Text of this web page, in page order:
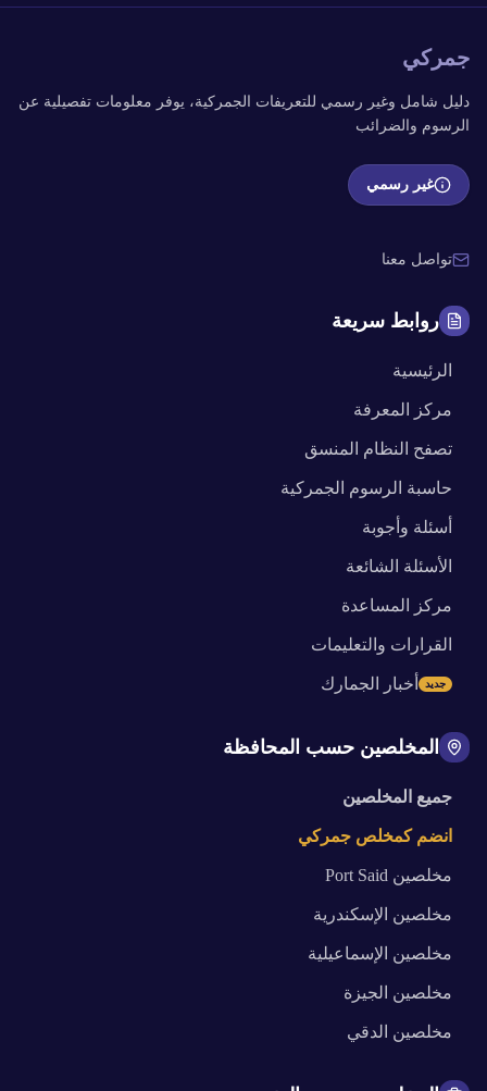
جمركي
دليل شامل وغير رسمي للتعريفات الجمركية، يوفر معلومات تفصيلية عن
الرسوم والضرائب
غير رسمي
تواصل معنا
روابط سريعة
الرئيسية
مركز المعرفة
تصفح النظام المنسق
حاسبة الرسوم الجمركية
أسئلة وأجوبة
الأسئلة الشائعة
مركز المساعدة
القرارات والتعليمات
أخبار الجمارك جديد
المخلصين حسب المحافظة
جميع المخلصين
انضم كمخلص جمركي
مخلصين Port Said
مخلصين الإسكندرية
مخلصين الإسماعيلية
مخلصين الجيزة
مخلصين الدقي